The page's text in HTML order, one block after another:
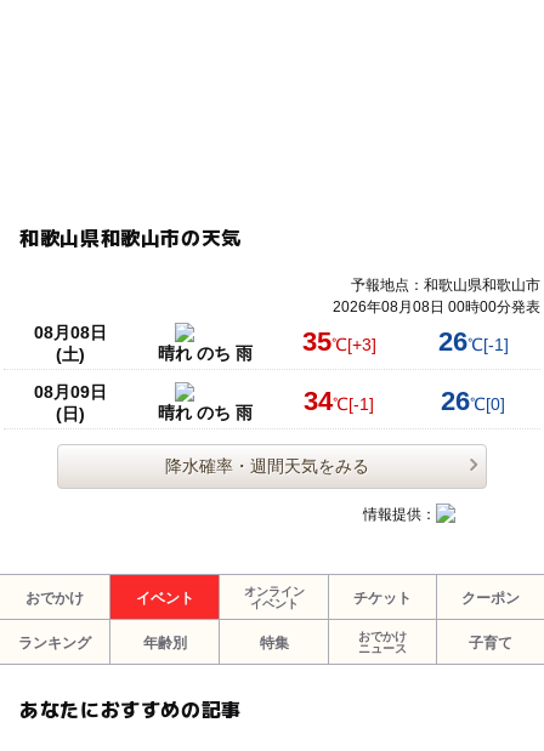
和歌山県和歌山市の天気
予報地点：和歌山県和歌山市
2026年08月08日 00時00分発表
08月08日
(土)
晴れ のち 雨 35℃[+3] 26℃[-1]
08月09日
(日)
晴れ のち 雨 34℃[-1] 26℃[0]
降水確率・週間天気をみる
情報提供：
おでかけ イベント
オンライン
イベント
チケット クーポン
ランキング 年齢別 特集
おでかけ
ニュース
子育て
あなたにおすすめの記事